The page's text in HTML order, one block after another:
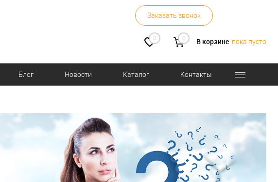
Заказать звонок
0 0 В корзине пока пусто
Блог Новости Каталог Контакты